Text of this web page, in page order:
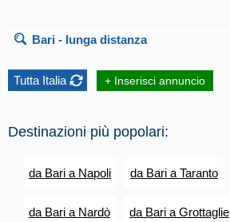
Bari - lunga distanza
Tutta Italia + Inserisci annuncio
Destinazioni più popolari:
da Bari a Napoli da Bari a Taranto
da Bari a Nardò da Bari a Grottaglie